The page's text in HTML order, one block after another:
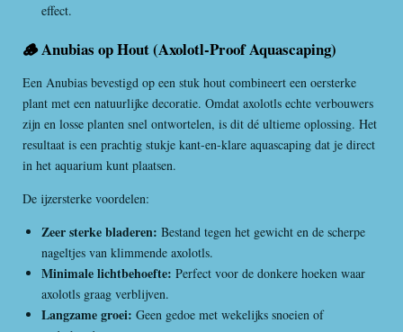
effect.
🪵 Anubias op Hout (Axolotl-Proof Aquascaping)
Een Anubias bevestigd op een stuk hout combineert een oersterke
plant met een natuurlijke decoratie. Omdat axolotls echte verbouwers
zijn en losse planten snel ontwortelen, is dit dé ultieme oplossing. Het
resultaat is een prachtig stukje kant-en-klare aquascaping dat je direct
in het aquarium kunt plaatsen.
De ijzersterke voordelen:
Zeer sterke bladeren: Bestand tegen het gewicht en de scherpe
nageltjes van klimmende axolotls.
Minimale lichtbehoefte: Perfect voor de donkere hoeken waar
axolotls graag verblijven.
Langzame groei: Geen gedoe met wekelijks snoeien of